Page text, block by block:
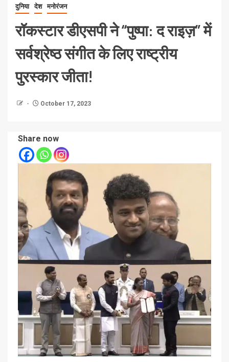
दुनिया देश मनोरंजन
रॉकस्टार डीएसपी ने “पुष्पा: द राइज़” में
सर्वश्रेष्ठ संगीत के लिए राष्ट्रीय
पुरस्कार जीता!
October 17, 2023
Share now